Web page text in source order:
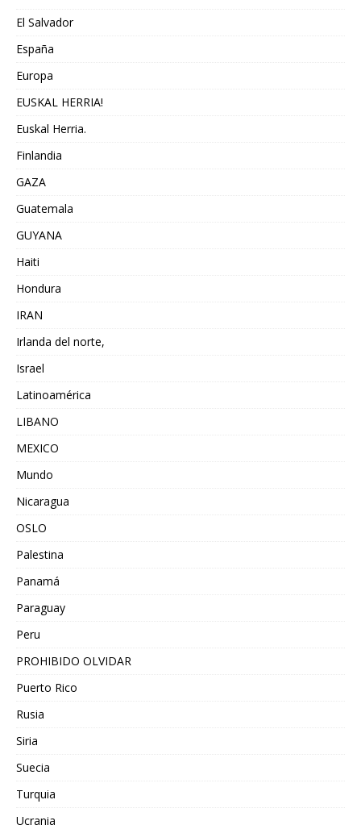
El Salvador
España
Europa
EUSKAL HERRIA!
Euskal Herria.
Finlandia
GAZA
Guatemala
GUYANA
Haiti
Hondura
IRAN
Irlanda del norte,
Israel
Latinoamérica
LIBANO
MEXICO
Mundo
Nicaragua
OSLO
Palestina
Panamá
Paraguay
Peru
PROHIBIDO OLVIDAR
Puerto Rico
Rusia
Siria
Suecia
Turquia
Ucrania